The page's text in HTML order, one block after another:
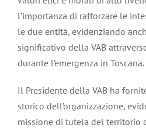
l’importanza di rafforzare le
le due entità, evidenziando
significativo della VAB
durante l’emergenza in Toscana.
Il Presidente della VAB ha
storico dell’organizzazione,
missione di tutela del territorio